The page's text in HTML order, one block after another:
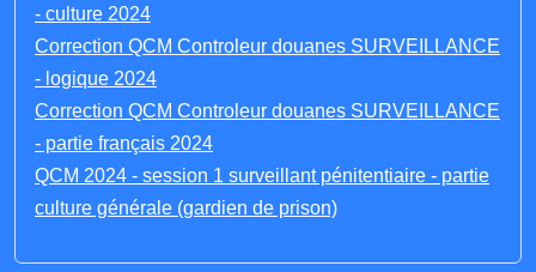
- culture 2024
Correction QCM Controleur douanes SURVEILLANCE
- logique 2024
Correction QCM Controleur douanes SURVEILLANCE
- partie français 2024
QCM 2024 - session 1 surveillant pénitentiaire - partie
culture générale (gardien de prison)